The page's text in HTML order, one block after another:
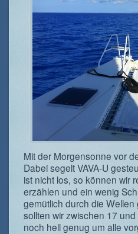
Mit der Morgensonne vor
Dabei segelt VAVA-U
ist nicht los, so können wir
erzählen und ein wenig
gemütlich durch die
sollten wir zwischen 17
noch hell genug um alle